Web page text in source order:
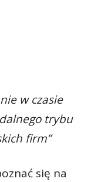
w czasie
trybu
firm”
się na